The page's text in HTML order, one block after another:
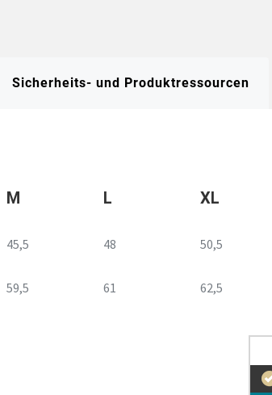
Sicherheits- und Produktressourcen
M L XL
45,5 48 50,5
59,5 61 62,5